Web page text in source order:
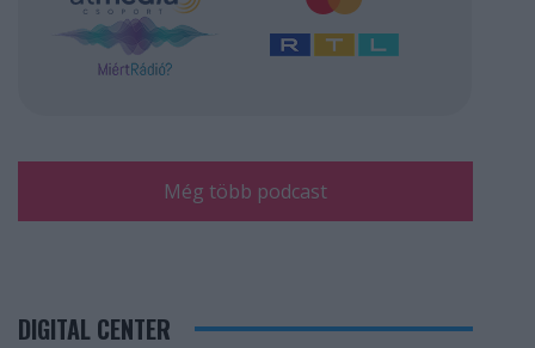
Még több podcast
DIGITAL CENTER